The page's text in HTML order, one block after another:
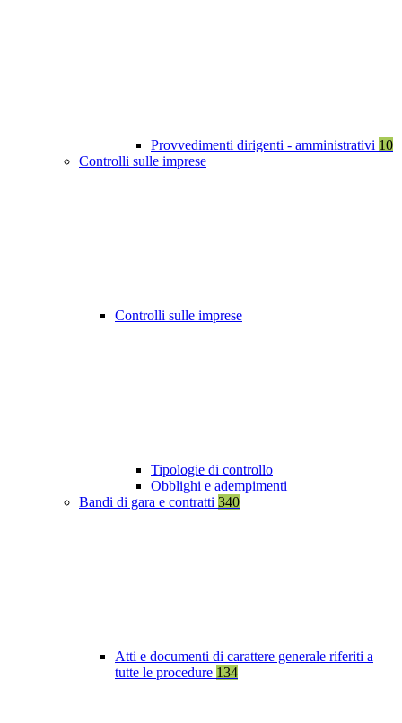
Provvedimenti dirigenti - amministrativi 10
Controlli sulle imprese
Controlli sulle imprese
Tipologie di controllo
Obblighi e adempimenti
Bandi di gara e contratti 340
Atti e documenti di carattere generale riferiti a
tutte le procedure 134